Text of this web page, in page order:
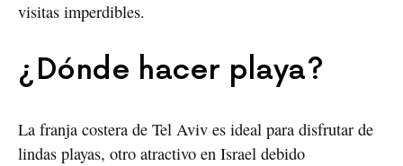
visitas imperdibles.
¿Dónde hacer playa?
La franja costera de Tel Aviv es ideal para disfrutar de
lindas playas, otro atractivo en Israel debido